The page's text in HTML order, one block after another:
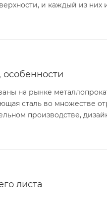
и каждый из них
на рынке
сталь во множестве
производстве,
листа